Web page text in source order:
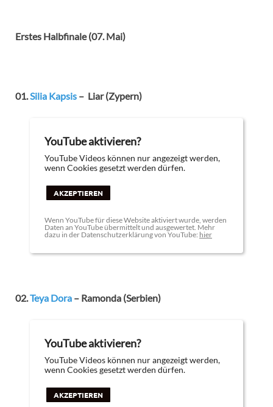
Erstes Halbfinale (07. Mai)
01.Silia Kapsis – Liar (Zypern)
YouTube aktivieren?
YouTube Videos können nur angezeigt werden,
wenn Cookies gesetzt werden dürfen.
AKZEPTIEREN
Wenn YouTube für diese Website aktiviert wurde, werden
Daten an YouTube übermittelt und ausgewertet. Mehr
dazu in der Datenschutzerklärung von YouTube: hier
02.Teya Dora – Ramonda (Serbien)
YouTube aktivieren?
YouTube Videos können nur angezeigt werden,
wenn Cookies gesetzt werden dürfen.
AKZEPTIEREN